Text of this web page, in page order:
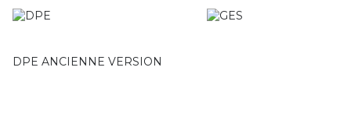
DPE ANCIENNE VERSION